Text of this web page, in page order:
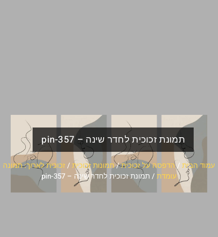
תמונת זכוכית לחדר שינה – pin-357
עמוד הבית /הדפסה על זכוכית/תמונות זכוכית/זכוכית לארוך: תמונה
עומדת/ תמונת זכוכית לחדר שינה – pin-357